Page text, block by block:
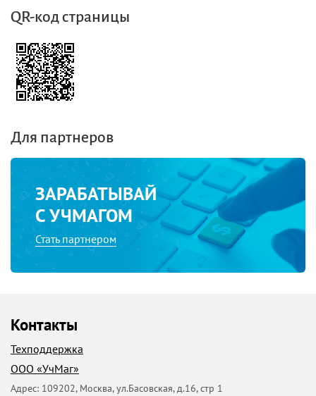
QR-код страницы
Для партнеров
ЗАРАБАТЫВАЙ
С УЧМАГОМ
Стать партнером
Контакты
Техподдержка
ООО «УчМаг»
Адрес: 109202, Москва,ул.Басовская, д.16, стр 1